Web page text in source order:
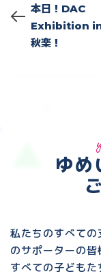
本日！DAC
Exhibition in
秋楽！
ゆめ
私たちのすべて
のサポーターの皆
すべての子ども